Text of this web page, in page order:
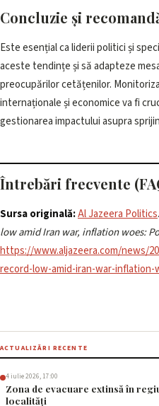
Concluzie și
Este esențial ca liderii politici și
aceste tendințe și să adapteze
preocupărilor cetățenilor.
internaționale și economice va fi
gestionarea impactului asupra
Întrebări frecvente
Sursa originală:Al Jazeera Politics.
low amid Iran war, inflation woes:
https://www.aljazeera.com/news/
record-low-amid-iran-war-
ACTUALIZĂRI RECENTE
4 iulie 2026, 17:00
Zona de evacuare extinsă în
localități